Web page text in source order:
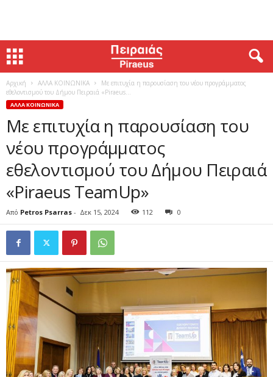
Αρχική ΑΛΛΑ ΚΟΙΝΩΝΙΚΑ
Με επιτυχία η παρουσίαση του νέου προγράμματος
εθελοντισμού του Δήμου Πειραιά «Piraeus...
ΑΛΛΑ ΚΟΙΝΩΝΙΚΑ
Με επιτυχία η παρουσίαση του
νέου προγράμματος
εθελοντισμού του Δήμου Πειραιά
«Piraeus TeamUp»
Από Petros Psarras - Δεκ 15, 2024 112 0